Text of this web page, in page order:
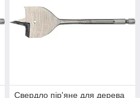
Свердло пір'яне для дерева